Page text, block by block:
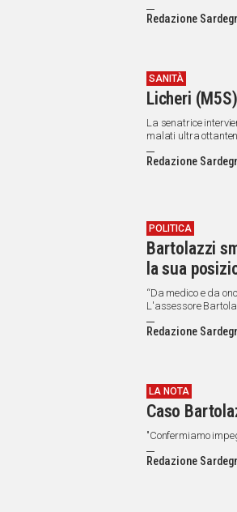
Redazione
SANITÀ
Licheri
La senatrice
malati ultra
Redazione
POLITICA
Bartolazzi
la sua
“Da medico e da
L'assessore
Redazione
LA NOTA
Caso
"Confermiamo
Redazione